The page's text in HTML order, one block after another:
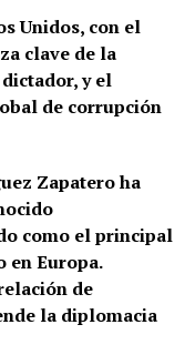
Unidos, con el
clave de la
y el
de corrupción
Zapatero ha
como el principal
Europa.
de
la diplomacia